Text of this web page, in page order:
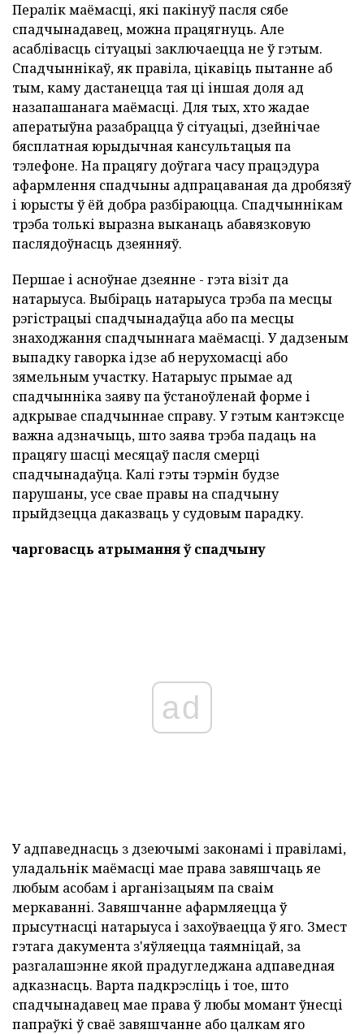
Пералік маёмасці, які пакінуў пасля сябе
спадчынадавец, можна працягнуць. Але
асаблівасць сітуацыі заключаецца не ў гэтым.
Спадчыннікаў, як правіла, цікавіць пытанне аб
тым, каму дастанецца тая ці іншая доля ад
назапашанага маёмасці. Для тых, хто жадае
аператыўна разабрацца ў сітуацыі, дзейнічае
бясплатная юрыдычная кансультацыя па
тэлефоне. На працягу доўгага часу працэдура
афармлення спадчыны адпрацаваная да дробязяў
і юрысты ў ёй добра разбіраюцца. Спадчыннікам
трэба толькі выразна выканаць абавязковую
паслядоўнасць дзеянняў.
Першае і асноўнае дзеянне - гэта візіт да
натарыуса. Выбіраць натарыуса трэба па месцы
рэгістрацыі спадчынадаўца або па месцы
знаходжання спадчыннага маёмасці. У дадзеным
выпадку гаворка ідзе аб нерухомасці або
зямельным участку. Натарыус прымае ад
спадчынніка заяву па ўстаноўленай форме і
адкрывае спадчыннае справу. У гэтым кантэксце
важна адзначыць, што заява трэба падаць на
працягу шасці месяцаў пасля смерці
спадчынадаўца. Калі гэты тэрмін будзе
парушаны, усе свае правы на спадчыну
прыйдзецца даказваць у судовым парадку.
чарговасць атрымання ў спадчыну
ad
У адпаведнасць з дзеючымі законамі і правіламі,
уладальнік маёмасці мае права завяшчаць яе
любым асобам і арганізацыям па сваім
меркаванні. Завяшчанне афармляецца ў
прысутнасці натарыуса і захоўваецца ў яго. Змест
гэтага дакумента з'яўляецца таямніцай, за
разгалашэнне якой прадугледжана адпаведная
адказнасць. Варта падкрэсліць і тое, што
спадчынадавец мае права ў любы момант ўнесці
папраўкі ў сваё завяшчанне або цалкам яго